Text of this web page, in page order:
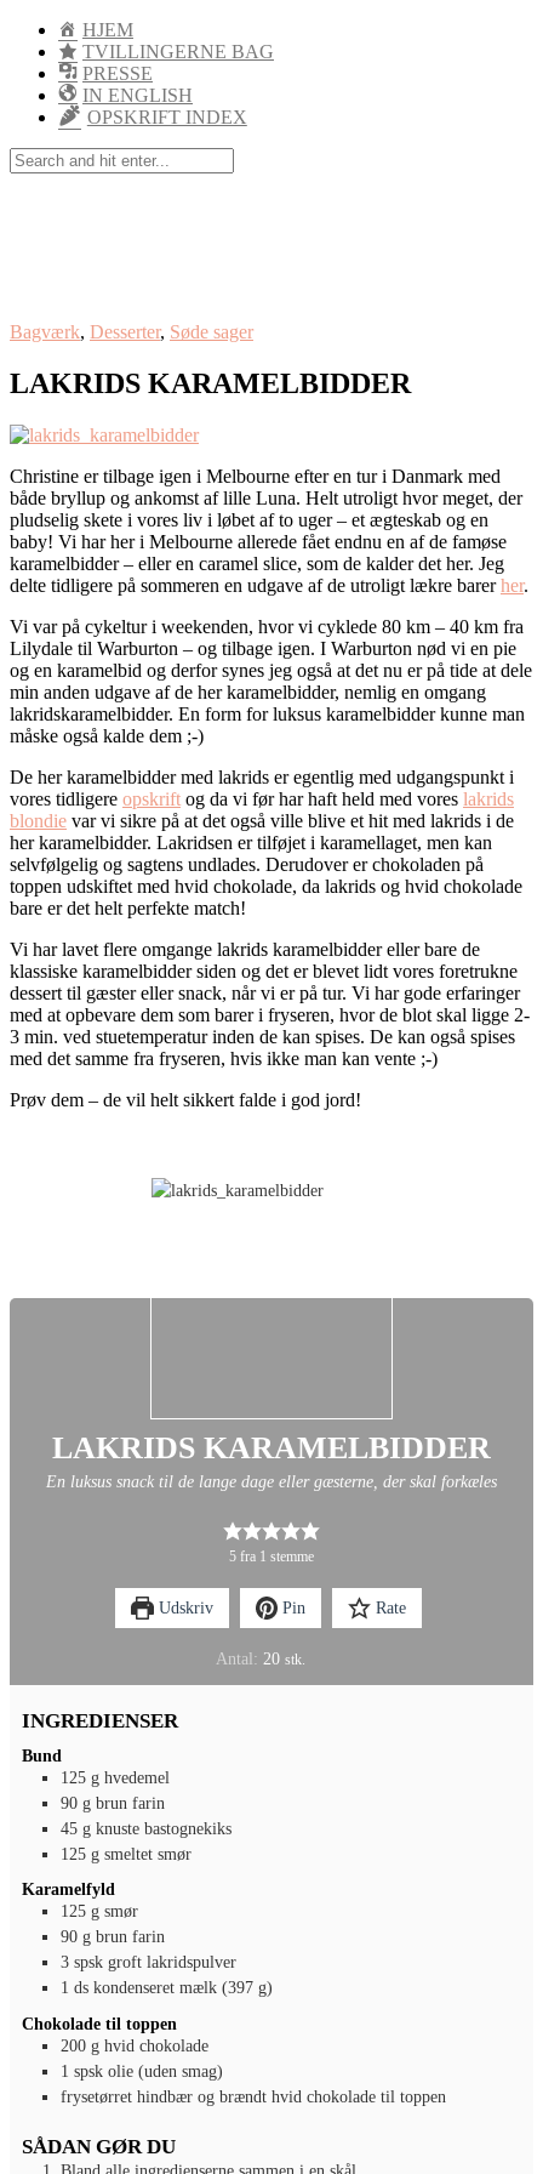
HJEM
TVILLINGERNE BAG
PRESSE
IN ENGLISH
OPSKRIFT INDEX
Bagværk, Desserter, Søde sager
LAKRIDS KARAMELBIDDER
Christine er tilbage igen i Melbourne efter en tur i Danmark med
både bryllup og ankomst af lille Luna. Helt utroligt hvor meget, der
pludselig skete i vores liv i løbet af to uger – et ægteskab og en
baby! Vi har her i Melbourne allerede fået endnu en af de famøse
karamelbidder – eller en caramel slice, som de kalder det her. Jeg
delte tidligere på sommeren en udgave af de utroligt lækre barerher.
Vi var på cykeltur i weekenden, hvor vi cyklede 80 km – 40 km fra
Lilydale til Warburton – og tilbage igen. I Warburton nød vi en pie
og en karamelbid og derfor synes jeg også at det nu er på tide at dele
min anden udgave af de her karamelbidder, nemlig en omgang
lakridskaramelbidder. En form for luksus karamelbidder kunne man
måske også kalde dem ;-)
De her karamelbidder med lakrids er egentlig med udgangspunkt i
vores tidligere opskrift og da vi før har haft held med vores lakrids
blondie var vi sikre på at det også ville blive et hit med lakrids i de
her karamelbidder. Lakridsen er tilføjet i karamellaget, men kan
selvfølgelig og sagtens undlades. Derudover er chokoladen på
toppen udskiftet med hvid chokolade, da lakrids og hvid chokolade
bare er det helt perfekte match!
Vi har lavet flere omgange lakrids karamelbidder eller bare de
klassiske karamelbidder siden og det er blevet lidt vores foretrukne
dessert til gæster eller snack, når vi er på tur. Vi har gode erfaringer
med at opbevare dem som barer i fryseren, hvor de blot skal ligge 2-
3 min. ved stuetemperatur inden de kan spises. De kan også spises
med det samme fra fryseren, hvis ikke man kan vente ;-)
Prøv dem – de vil helt sikkert falde i god jord!
LAKRIDS KARAMELBIDDER
En luksus snack til de lange dage eller gæsterne, der skal forkæles
5 fra 1 stemme
Udskriv Pin Rate
Antal: 20 stk.
INGREDIENSER
Bund
125 g hvedemel
90 g brun farin
45 g knuste bastognekiks
125 g smeltet smør
Karamelfyld
125 g smør
90 g brun farin
3 spsk groft lakridspulver
1 ds kondenseret mælk (397 g)
Chokolade til toppen
200 g hvid chokolade
1 spsk olie (uden smag)
frysetørret hindbær og brændt hvid chokolade til toppen
SÅDAN GØR DU
Bland alle ingredienserne sammen i en skål